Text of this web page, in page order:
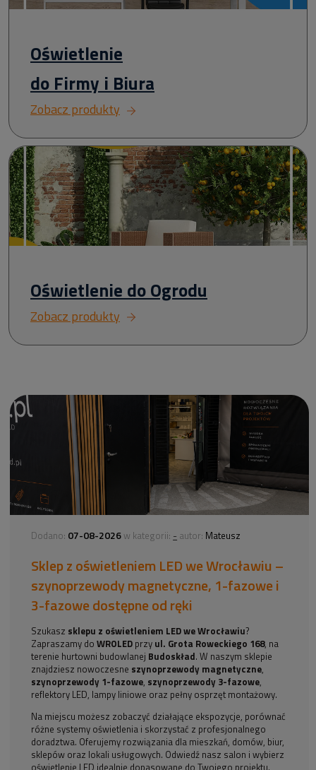
Oświetlenie
do Firmy i Biura
Zobacz produkty
Oświetlenie do Ogrodu
Zobacz produkty
Dodano: 07-08-2026 w kategorii: - autor: Mateusz
Sklep z oświetleniem LED we Wrocławiu –
szynoprzewody magnetyczne, 1-fazowe i
3-fazowe dostępne od ręki
Szukasz sklepu z oświetleniem LED we Wrocławiu?
Zapraszamy doWROLED przy ul. Grota Roweckiego 168, na
terenie hurtowni budowlanej Budoskład. W naszym sklepie
znajdziesz nowoczesne szynoprzewody magnetyczne,
szynoprzewody 1-fazowe, szynoprzewody 3-fazowe,
reflektory LED, lampy liniowe oraz pełny osprzęt montażowy.
Na miejscu możesz zobaczyć działające ekspozycje, porównać
różne systemy oświetlenia i skorzystać z profesjonalnego
doradztwa. Oferujemy rozwiązania dla mieszkań, domów, biur,
sklepów oraz lokali usługowych. Odwiedź nasz salon i wybierz